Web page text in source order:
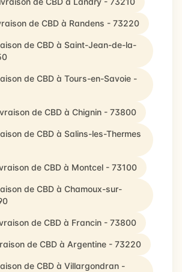
de CBD à Randens - 73220
de CBD à Saint-Jean-de-la-
de CBD à Tours-en-Savoie -
de CBD à Chignin - 73800
de CBD à Salins-les-Thermes
de CBD à Montcel - 73100
de CBD à Chamoux-sur-
de CBD à Francin - 73800
de CBD à Argentine - 73220
de CBD à Villargondran -